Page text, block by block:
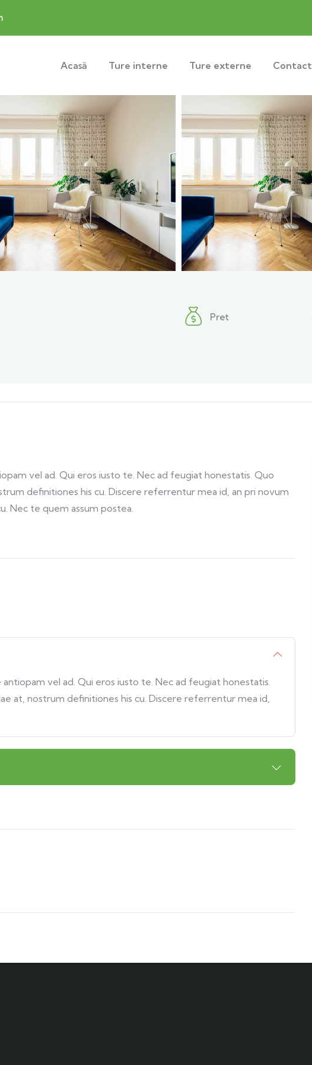
Acasă Ture interne Ture externe Contact
Pret
vel ad. Qui eros iusto te. Nec ad feugiat honestatis. Quo
definitiones his cu. Discere referrentur mea id, an pri novum
Nec te quem assum postea.
vel ad. Qui eros iusto te. Nec ad feugiat honestatis.
at, nostrum definitiones his cu. Discere referrentur mea id,